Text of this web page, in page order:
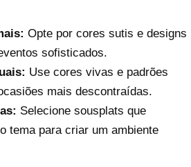
Opte por cores sutis e designs
sofisticados.
Use cores vivas e padrões
mais descontraídas.
Selecione sousplats que
tema para criar um ambiente